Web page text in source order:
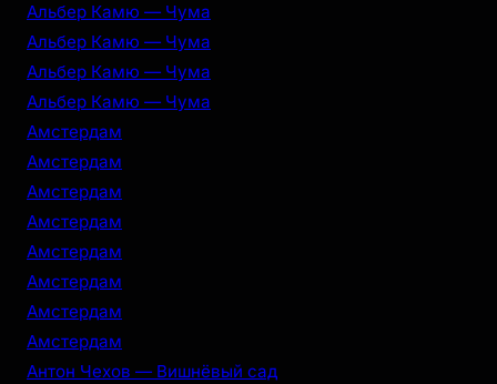
Альбер Камю — Чума
Альбер Камю — Чума
Альбер Камю — Чума
Альбер Камю — Чума
Амстердам
Амстердам
Амстердам
Амстердам
Амстердам
Амстердам
Амстердам
Амстердам
Антон Чехов — Вишнёвый сад